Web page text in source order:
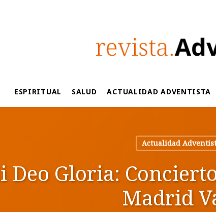
ESPIRITUAL SALUD ACTUALIDAD ADVENTISTA
Actualidad
Deo Gloria:
Madrid